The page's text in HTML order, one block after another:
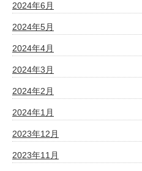
2024年6月
2024年5月
2024年4月
2024年3月
2024年2月
2024年1月
2023年12月
2023年11月